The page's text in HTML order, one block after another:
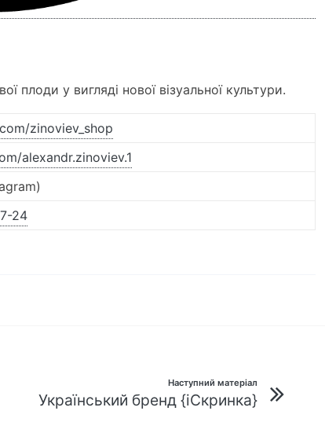
у вигляді нової візуальної культури.
zinoviev_shop
alexandr.zinoviev.1
24
Наступний матеріал
Український бренд {іСкринка}